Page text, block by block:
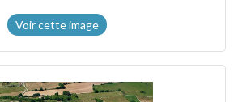
Voir cette image